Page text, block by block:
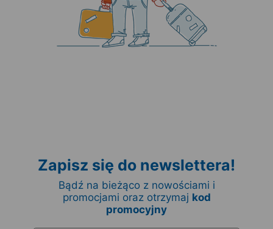
Zapisz się do newslettera!
Bądź na bieżąco z nowościami i
promocjami oraz otrzymaj kod
promocyjny